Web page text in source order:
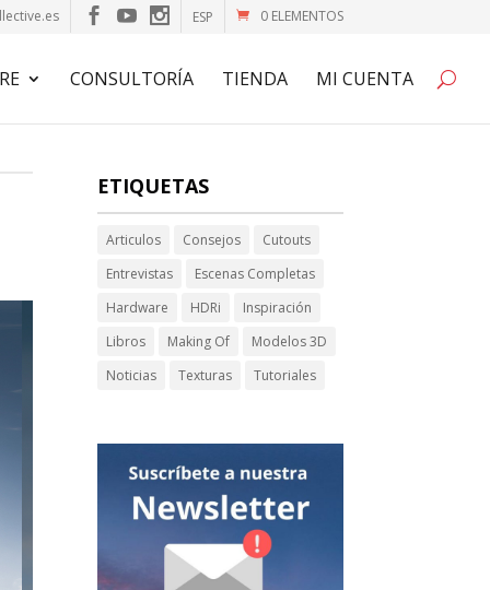
0 ELEMENTOS
ESP
CONSULTORÍA TIENDA MI CUENTA
ETIQUETAS
Articulos Consejos
Cutouts
Entrevistas
Escenas Completas
Hardware
HDRi
Inspiración
Libros
Making Of
Modelos 3D
Noticias
Texturas Tutoriales